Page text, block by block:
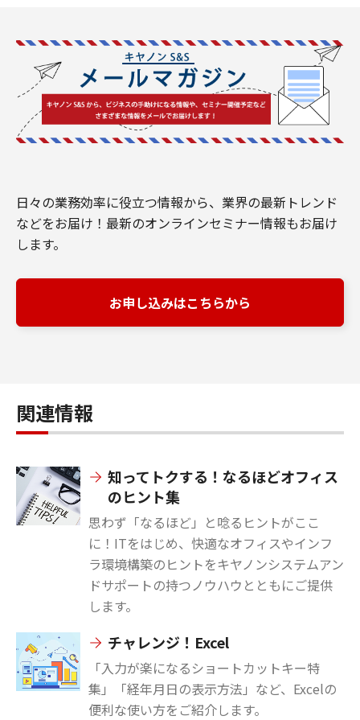
日々の業務効率に役立つ情報から、業界の最新トレンド
などをお届け！最新のオンラインセミナー情報もお届け
します。
お申し込みはこちらから
関連情報
知ってトクする！なるほどオフィス
のヒント集
思わず「なるほど」と唸るヒントがここ
に！ITをはじめ、快適なオフィスやインフ
ラ環境構築のヒントをキヤノンシステムアン
ドサポートの持つノウハウとともにご提供
します。
チャレンジ！Excel
「入力が楽になるショートカットキー特
集」「経年月日の表示方法」など、Excelの
便利な使い方をご紹介します。